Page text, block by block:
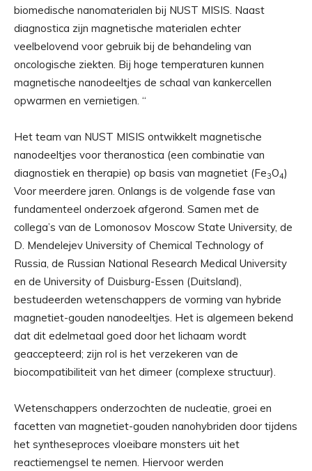
biomedische nanomaterialen bij NUST MISIS. Naast
diagnostica zijn magnetische materialen echter
veelbelovend voor gebruik bij de behandeling van
oncologische ziekten. Bij hoge temperaturen kunnen
magnetische nanodeeltjes de schaal van kankercellen
opwarmen en vernietigen. “
Het team van NUST MISIS ontwikkelt magnetische
nanodeeltjes voor theranostica (een combinatie van
diagnostiek en therapie) op basis van magnetiet (Fe3O4)
Voor meerdere jaren. Onlangs is de volgende fase van
fundamenteel onderzoek afgerond. Samen met de
collega’s van de Lomonosov Moscow State University, de
D. Mendelejev University of Chemical Technology of
Russia, de Russian National Research Medical University
en de University of Duisburg-Essen (Duitsland),
bestudeerden wetenschappers de vorming van hybride
magnetiet-gouden nanodeeltjes. Het is algemeen bekend
dat dit edelmetaal goed door het lichaam wordt
geaccepteerd; zijn rol is het verzekeren van de
biocompatibiliteit van het dimeer (complexe structuur).
Wetenschappers onderzochten de nucleatie, groei en
facetten van magnetiet-gouden nanohybriden door tijdens
het syntheseproces vloeibare monsters uit het
reactiemengsel te nemen. Hiervoor werden